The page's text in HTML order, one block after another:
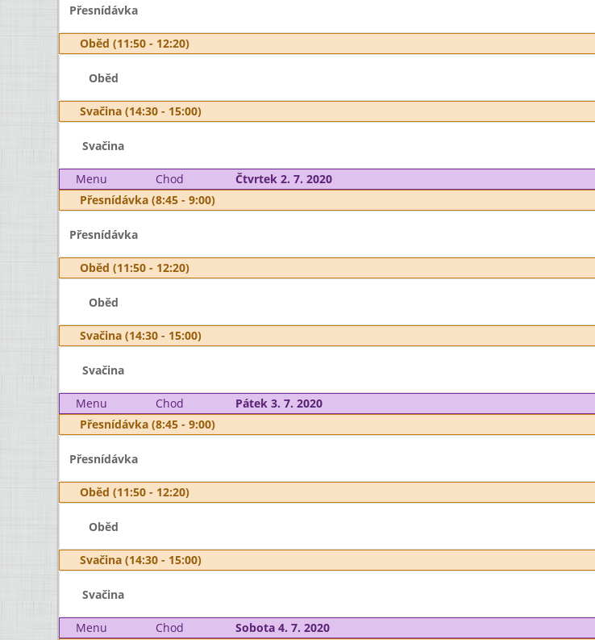
Přesnídávka
Oběd (11:50 - 12:20)
Oběd
Svačina (14:30 - 15:00)
Svačina
Menu Chod
Čtvrtek 2. 7. 2020
Přesnídávka (8:45 - 9:00)
Přesnídávka
Oběd (11:50 - 12:20)
Oběd
Svačina (14:30 - 15:00)
Svačina
Menu Chod
Pátek 3. 7. 2020
Přesnídávka (8:45 - 9:00)
Přesnídávka
Oběd (11:50 - 12:20)
Oběd
Svačina (14:30 - 15:00)
Svačina
Menu Chod
Sobota 4. 7. 2020